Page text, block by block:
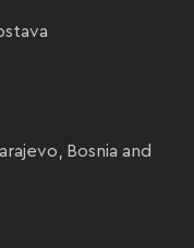
Bosnia and